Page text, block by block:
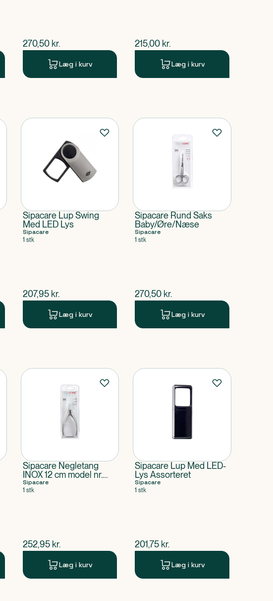
$nuværende pris
270,50 kr.
Læg i kurv
$nuværende pris
215,00 kr.
Læg i kurv
Sipacare Lup Swing
Med LED Lys
Sipacare
1 stk
$nuværende pris
207,95 kr.
Læg i kurv
Sipacare Rund Saks
Baby/Øre/Næse
Sipacare
1 stk
$nuværende pris
270,50 kr.
Læg i kurv
Sipacare Negletang
INOX 12 cm model nr.
98805
Sipacare
1 stk
$nuværende pris
252,95 kr.
Læg i kurv
Sipacare Lup Med LED-
Lys Assorteret
Sipacare
1 stk
$nuværende pris
201,75 kr.
Læg i kurv